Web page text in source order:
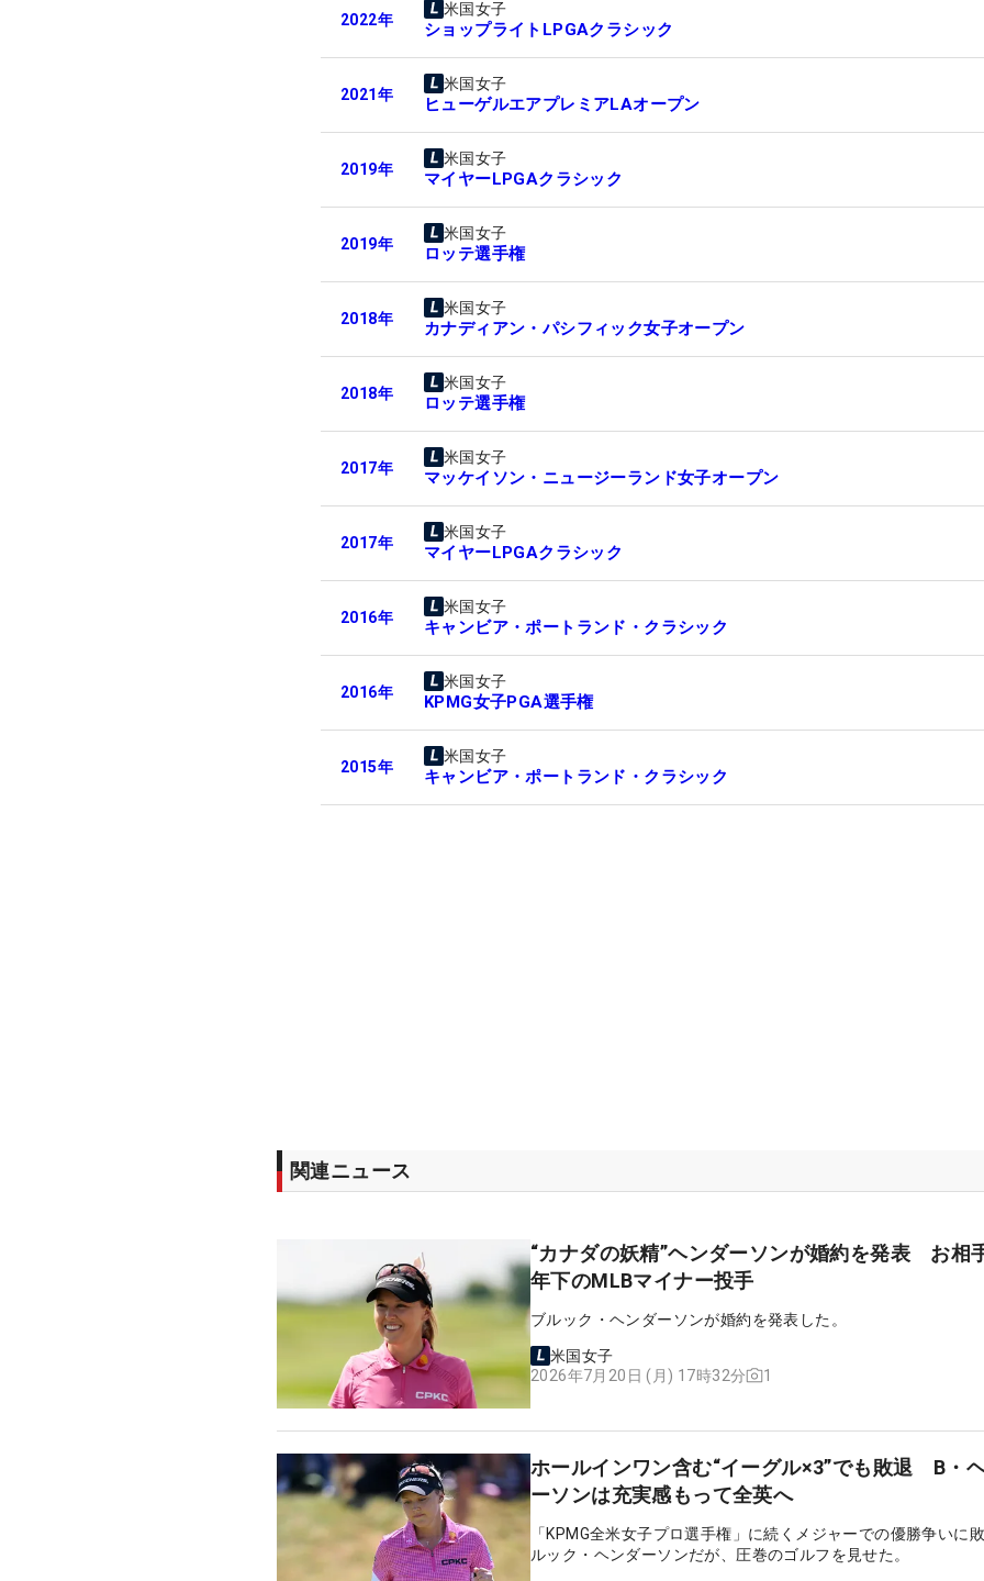
2022年
米国女子
ショップライトLPGAクラシック
2021年
米国女子
ヒューゲルエアプレミアLAオープン
2019年
米国女子
マイヤーLPGAクラシック
2019年
米国女子
ロッテ選手権
2018年
米国女子
カナディアン・パシフィック女子オープン
2018年
米国女子
ロッテ選手権
2017年
米国女子
マッケイソン・ニュージーランド女子オープン
2017年
米国女子
マイヤーLPGAクラシック
2016年
米国女子
キャンビア・ポートランド・クラシック
2016年
米国女子
KPMG女子PGA選手権
2015年
米国女子
キャンビア・ポートランド・クラシック
関連ニュース
“カナダの妖精”ヘンダーソンが婚約を発表 お相
年下のMLBマイナー投手
ブルック・ヘンダーソンが婚約を発表した。
米国女子
2026年7月20日 (月) 17時32分
1
ホールインワン含む“イーグル×3”でも敗退 B・
ーソンは充実感もって全英へ
「KPMG全米女子プロ選手権」に続くメジャーでの優勝争いに
ルック・ヘンダーソンだが、圧巻のゴルフを見せた。